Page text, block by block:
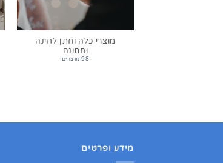
מוצרי כלה וחתן לחינה
וחתונה
98 מוצרים
מידע ופרטים